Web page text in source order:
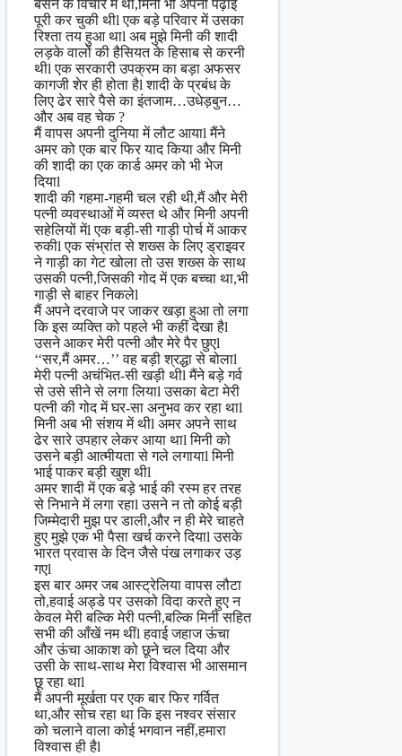
बसने के विचार में था,मिनी भी अपनी पढ़ाई
पूरी कर चुकी थीl एक बड़े परिवार में उसका
रिश्ता तय हुआ थाl अब मुझे मिनी की शादी
लड़के वालों की हैसियत के हिसाब से करनी
थीl एक सरकारी उपक्रम का बड़ा अफसर
कागजी शेर ही होता हैl शादी के प्रबंध के
लिए ढेर सारे पैसे का इंतजाम…उधेड़बुन…
और अब वह चेक ?
मैं वापस अपनी दुनिया में लौट आयाl मैंने
अमर को एक बार फिर याद किया और मिनी
की शादी का एक कार्ड अमर को भी भेज
दियाl
शादी की गहमा-गहमी चल रही थी,मैं और मेरी
पत्नी व्यवस्थाओं में व्यस्त थे और मिनी अपनी
सहेलियों मेंl एक बड़ी-सी गाड़ी पोर्च में आकर
रुकीl एक संभ्रांत से शख्स के लिए ड्राइवर
ने गाड़ी का गेट खोला तो उस शख्स के साथ
उसकी पत्नी,जिसकी गोद में एक बच्चा था,भी
गाड़ी से बाहर निकलेl
मैं अपने दरवाजे पर जाकर खड़ा हुआ तो लगा
कि इस व्यक्ति को पहले भी कहीं देखा हैl
उसने आकर मेरी पत्नी और मेरे पैर छुएl
‘‘सर,मैं अमर…’’ वह बड़ी श्रद्धा से बोलाl
मेरी पत्नी अचंभित-सी खड़ी थीl मैंने बड़े गर्व
से उसे सीने से लगा लियाl उसका बेटा मेरी
पत्नी की गोद में घर-सा अनुभव कर रहा थाl
मिनी अब भी संशय में थीl अमर अपने साथ
ढेर सारे उपहार लेकर आया थाl मिनी को
उसने बड़ी आत्मीयता से गले लगायाl मिनी
भाई पाकर बड़ी खुश थीl
अमर शादी में एक बड़े भाई की रस्म हर तरह
से निभाने में लगा रहाl उसने न तो कोई बड़ी
जिम्मेदारी मुझ पर डाली,और न ही मेरे चाहते
हुए मुझे एक भी पैसा खर्च करने दियाl उसके
भारत प्रवास के दिन जैसे पंख लगाकर उड़
गएl
इस बार अमर जब आस्ट्रेलिया वापस लौटा
तो,हवाई अड्डे पर उसको विदा करते हुए न
केवल मेरी बल्कि मेरी पत्नी,बल्कि मिनी सहित
सभी की आँखें नम थींl हवाई जहाज ऊंचा
और ऊंचा आकाश को छूने चल दिया और
उसी के साथ-साथ मेरा विश्वास भी आसमान
छू रहा थाl
मैं अपनी मूर्खता पर एक बार फिर गर्वित
था,और सोच रहा था कि इस नश्वर संसार
को चलाने वाला कोई भगवान नहीं,हमारा
विश्वास ही हैl